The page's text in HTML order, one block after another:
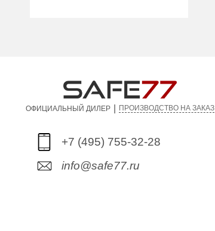
Гарантия: 1 год
ОФИЦИАЛЬНЫЙ ДИЛЕР | ПРОИЗВОДСТВО НА ЗАКАЗ
+7 (495) 755-32-28
info@safe77.ru